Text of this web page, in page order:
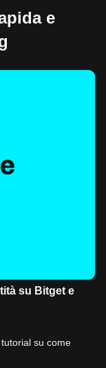
e
su Bitget e
su come